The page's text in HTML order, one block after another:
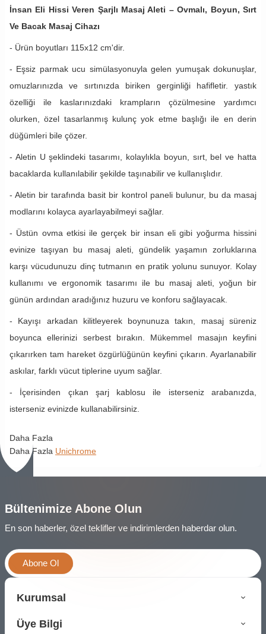
İnsan Eli Hissi Veren Şarjlı Masaj Aleti – Ovmalı, Boyun, Sırt
Ve Bacak Masaj Cihazı
- Ürün boyutları 115x12 cm'dir.
- Eşsiz parmak ucu simülasyonuyla gelen yumuşak dokunuşlar,
omuzlarınızda ve sırtınızda biriken gerginliği hafifletir. yastık
özelliği ile kaslarınızdaki krampların çözülmesine yardımcı
olurken, özel tasarlanmış kulunç yok etme başlığı ile en derin
düğümleri bile çözer.
- Aletin U şeklindeki tasarımı, kolaylıkla boyun, sırt, bel ve hatta
bacaklarda kullanılabilir şekilde taşınabilir ve kullanışlıdır.
- Aletin bir tarafında basit bir kontrol paneli bulunur, bu da masaj
modlarını kolayca ayarlayabilmeyi sağlar.
- Üstün ovma etkisi ile gerçek bir insan eli gibi yoğurma hissini
evinize taşıyan bu masaj aleti, gündelik yaşamın zorluklarına
karşı vücudunuzu dinç tutmanın en pratik yolunu sunuyor. Kolay
kullanımı ve ergonomik tasarımı ile bu masaj aleti, yoğun bir
günün ardından aradığınız huzuru ve konforu sağlayacak.
- Kayışı arkadan kilitleyerek boynunuza takın, masaj süreniz
boyunca ellerinizi serbest bırakın. Mükemmel masajın keyfini
çıkarırken tam hareket özgürlüğünün keyfini çıkarın. Ayarlanabilir
askılar, farklı vücut tiplerine uyum sağlar.
- İçerisinden çıkan şarj kablosu ile isterseniz arabanızda,
isterseniz evinizde kullanabilirsiniz.
Daha Fazla
Daha Fazla Unichrome
Bültenimize Abone Olun
En son haberler, özel teklifler ve indirimlerden haberdar olun.
Abone Ol
Kurumsal
Üye Bilgi